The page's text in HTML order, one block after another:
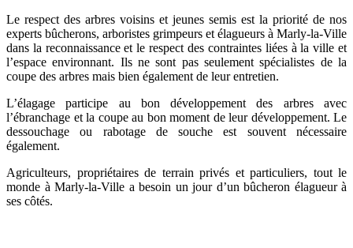
Le respect des arbres voisins et jeunes semis est la priorité de nos
experts bûcherons, arboristes grimpeurs et élagueurs à Marly-la-Ville
dans la reconnaissance et le respect des contraintes liées à la ville et
l’espace environnant. Ils ne sont pas seulement spécialistes de la
coupe des arbres mais bien également de leur entretien.
L’élagage participe au bon développement des arbres avec
l’ébranchage et la coupe au bon moment de leur développement. Le
dessouchage ou rabotage de souche est souvent nécessaire
également.
Agriculteurs, propriétaires de terrain privés et particuliers, tout le
monde à Marly-la-Ville a besoin un jour d’un bûcheron élagueur à
ses côtés.